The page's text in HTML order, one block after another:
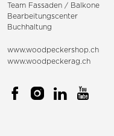
Team Fassaden / Balkone
Bearbeitungscenter
Buchhaltung
www.woodpeckershop.ch
www.woodpeckerag.ch